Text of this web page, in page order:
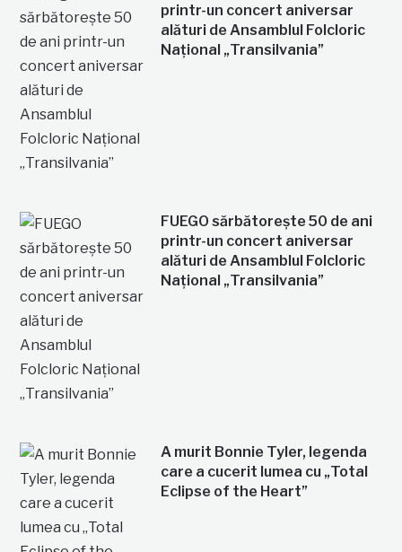
printr-un concert aniversar
alături de Ansamblul Folcloric
Național „Transilvania”
FUEGO sărbătorește 50 de ani
printr-un concert aniversar
alături de Ansamblul Folcloric
Național „Transilvania”
A murit Bonnie Tyler, legenda
care a cucerit lumea cu „Total
Eclipse of the Heart”